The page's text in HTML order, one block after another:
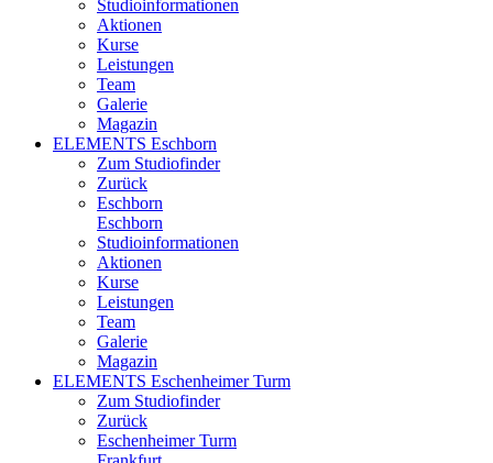
Studioinformationen
Aktionen
Kurse
Leistungen
Team
Galerie
Magazin
ELEMENTS Eschborn
Zum Studiofinder
Zurück
Esch­born
Eschborn
Studioinformationen
Aktionen
Kurse
Leistungen
Team
Galerie
Magazin
ELEMENTS Eschenheimer Turm
Zum Studiofinder
Zurück
Eschen­heimer Turm